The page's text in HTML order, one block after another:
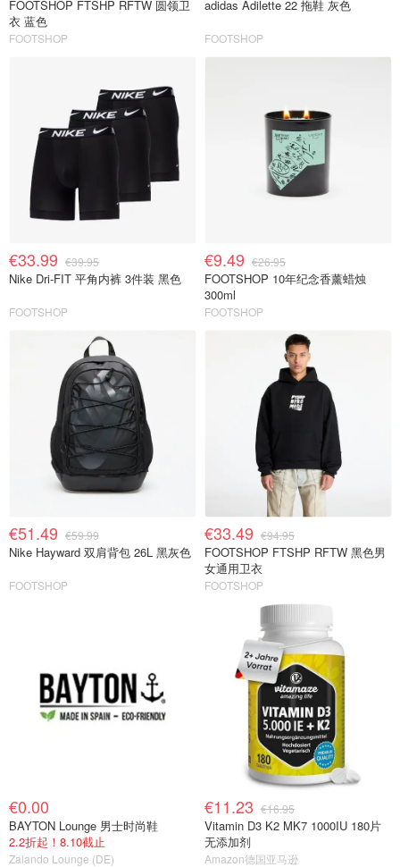
FOOTSHOP FTSHP RFTW 圆领卫
衣 蓝色
FOOTSHOP
adidas Adilette 22 拖鞋 灰色
FOOTSHOP
€33.99 €39.95
Nike Dri-FIT 平角内裤 3件装 黑色
FOOTSHOP
€9.49 €26.95
FOOTSHOP 10年纪念香薰蜡烛
300ml
FOOTSHOP
€51.49 €59.99
Nike Hayward 双肩背包 26L 黑灰色
FOOTSHOP
€33.49 €94.95
FOOTSHOP FTSHP RFTW 黑色男
女通用卫衣
FOOTSHOP
€0.00
BAYTON Lounge 男士时尚鞋
2.2折起！8.10截止
Zalando Lounge (DE)
€11.23 €16.95
Vitamin D3 K2 MK7 1000IU 180片
无添加剂
Amazon德国亚马逊